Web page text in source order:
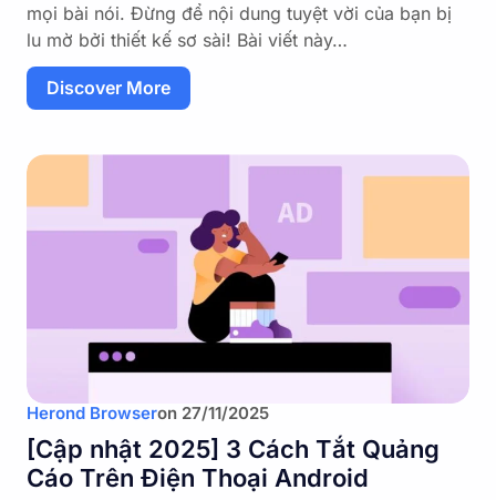
mọi bài nói. Đừng để nội dung tuyệt vời của bạn bị
lu mờ bởi thiết kế sơ sài! Bài viết này…
Discover More
Herond Browseron 27/11/2025
[Cập nhật 2025] 3 Cách Tắt Quảng
Cáo Trên Điện Thoại Android